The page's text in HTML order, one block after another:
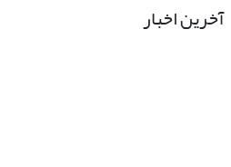
آخرین اخبار